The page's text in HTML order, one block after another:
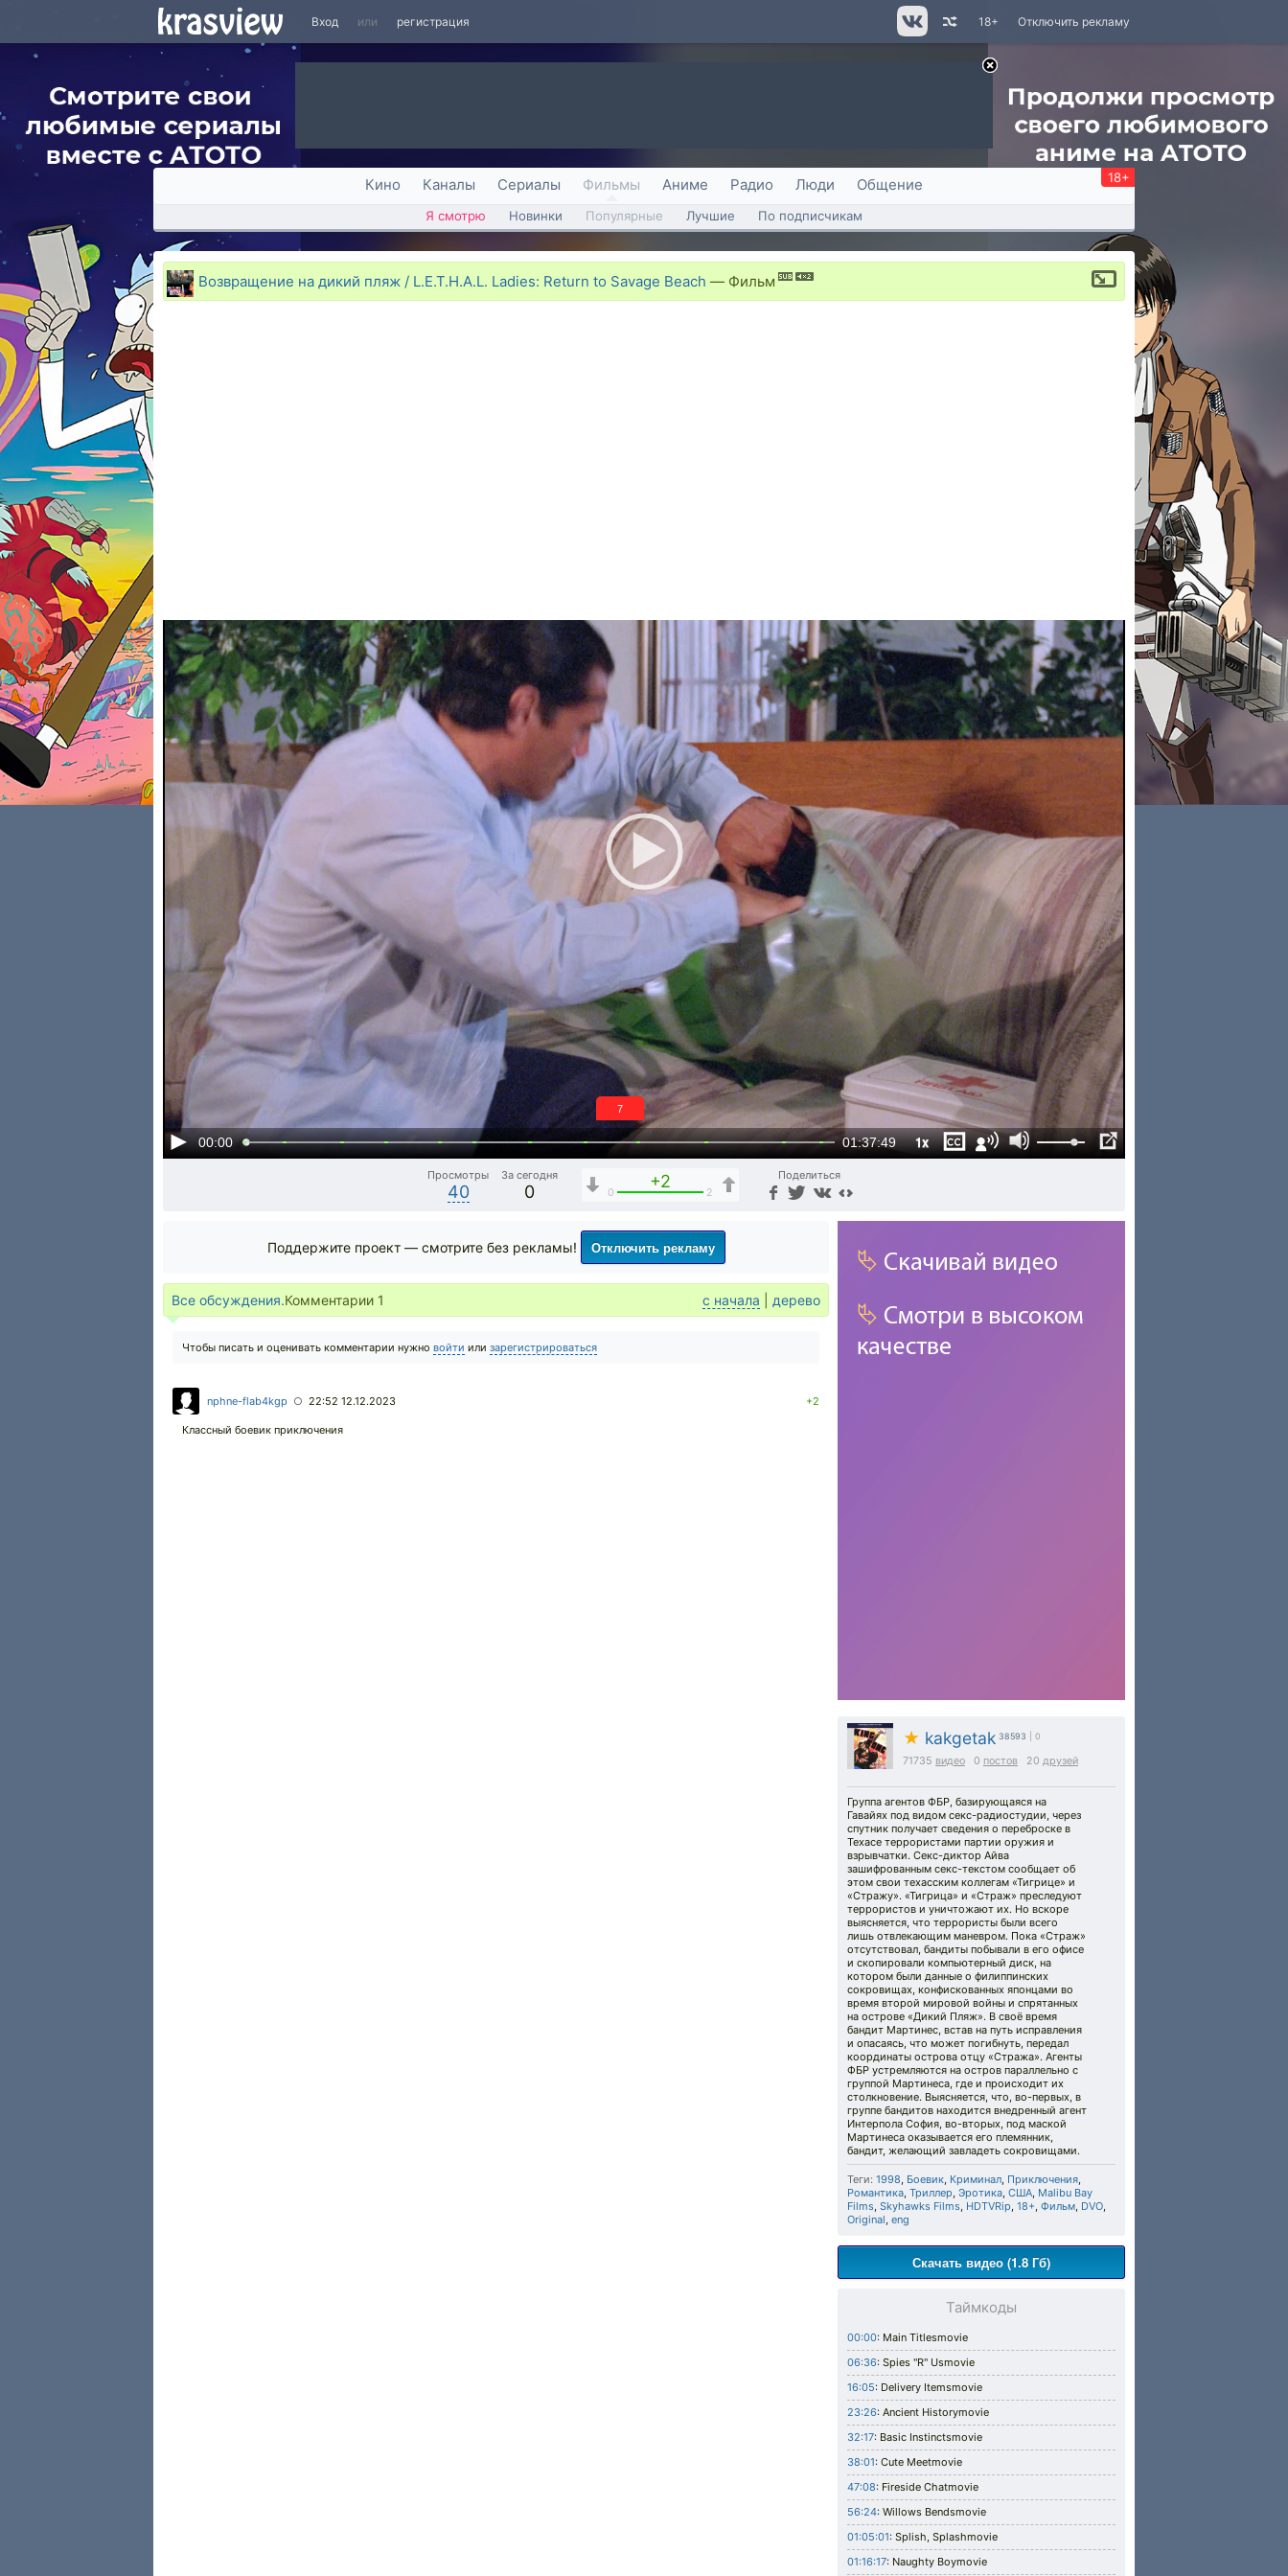
Вход или регистрация Отключить рекламу
18+
Кино Каналы Сериалы Фильмы Аниме Радио Люди Общение 18+
Я смотрю Новинки Популярные Лучшие По подписчикам
Возвращение на дикий пляж / L.E.T.H.A.L. Ladies: Return to Savage Beach — Фильм
00:00 01:37:49 1x
6
Просмотры
40
За сегодня
0
+2
0 2
Поделиться
★ kakgetak 38593 | 0
71735 видео 0 постов 20 друзей
Группа агентов ФБР, базирующаяся на
Гавайях под видом секс-радиостудии, через
спутник получает сведения о переброске в
Техасе террористами партии оружия и
взрывчатки. Секс-диктор Айва
зашифрованным секс-текстом сообщает об
этом свои техасским коллегам «Тигрице» и
«Стражу». «Тигрица» и «Страж» преследуют
террористов и уничтожают их. Но вскоре
выясняется, что террористы были всего
лишь отвлекающим маневром. Пока «Страж»
отсутствовал, бандиты побывали в его офисе
и скопировали компьютерный диск, на
котором были данные о филиппинских
сокровищах, конфискованных японцами во
время второй мировой войны и спрятанных
на острове «Дикий Пляж». В своё время
бандит Мартинес, встав на путь исправления
и опасаясь, что может погибнуть, передал
координаты острова отцу «Стража». Агенты
ФБР устремляются на остров параллельно с
группой Мартинеса, где и происходит их
столкновение. Выясняется, что, во-первых, в
группе бандитов находится внедренный агент
Интерпола София, во-вторых, под маской
Мартинеса оказывается его племянник,
бандит, желающий завладеть сокровищами.
Теги: 1998, Боевик, Криминал, Приключения,
Романтика, Триллер, Эротика, США, Malibu Bay
Films, Skyhawks Films, HDTVRip, 18+, Фильм, DVO,
Original, eng
Скачать видео (1.8 Гб)
Таймкоды
00:00: Main Titlesmovie
06:36: Spies "R" Usmovie
16:05: Delivery Itemsmovie
23:26: Ancient Historymovie
32:17: Basic Instinctsmovie
38:01: Cute Meetmovie
47:08: Fireside Chatmovie
56:24: Willows Bendsmovie
01:05:01: Splish, Splashmovie
01:16:17: Naughty Boymovie
Поддержите проект — смотрите без рекламы! Отключить рекламу
Все обсуждения.Комментарии 1 с начала дерево
Чтобы писать и оценивать комментарии нужно войти или зарегистрироваться
nphne-flab4kgp ○ 22:52 12.12.2023 +2
Классный боевик приключения